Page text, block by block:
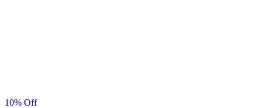
10% Off